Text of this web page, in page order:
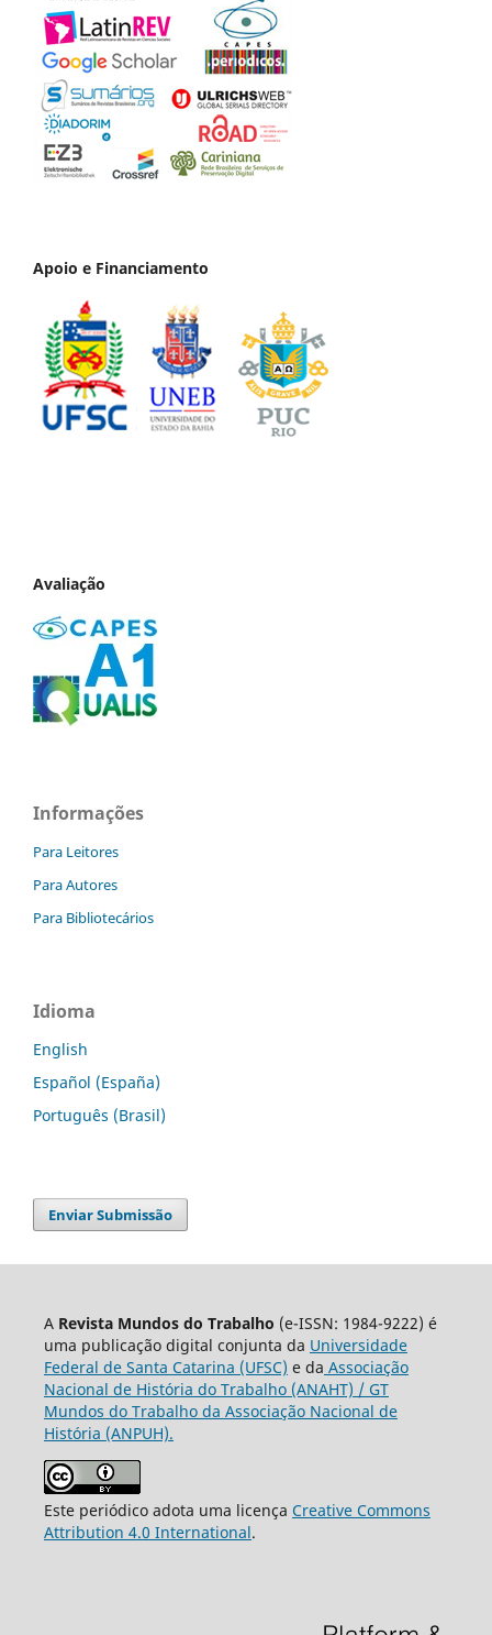
Apoio e Financiamento
Avaliação
Informações
Para Leitores
Para Autores
Para Bibliotecários
Idioma
English
Español (España)
Português (Brasil)
Enviar Submissão
A Revista Mundos do Trabalho (e-ISSN: 1984-9222) é
uma publicação digital conjunta da Universidade
Federal de Santa Catarina (UFSC) e da Associação
Nacional de História do Trabalho (ANAHT) / GT
Mundos do Trabalho da Associação Nacional de
História (ANPUH).
Este periódico adota uma licença Creative Commons
Attribution 4.0 International.